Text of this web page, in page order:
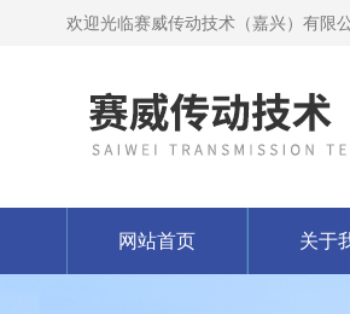
欢迎光临赛威传动技术（嘉兴）有限
网站首页 关于